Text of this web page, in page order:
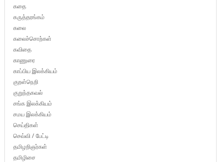
கதை
கருத்தரங்கம்
கலை
கலைச்சொற்கள்
கவிதை
காணுரை
காப்பிய இலக்கியம்
குறள்நெறி
குறுந்தகவல்
சங்க இலக்கியம்
சமய இலக்கியம்
செய்திகள்
செவ்வி / பேட்டி
தமிழறிஞர்கள்
தமிழிசை